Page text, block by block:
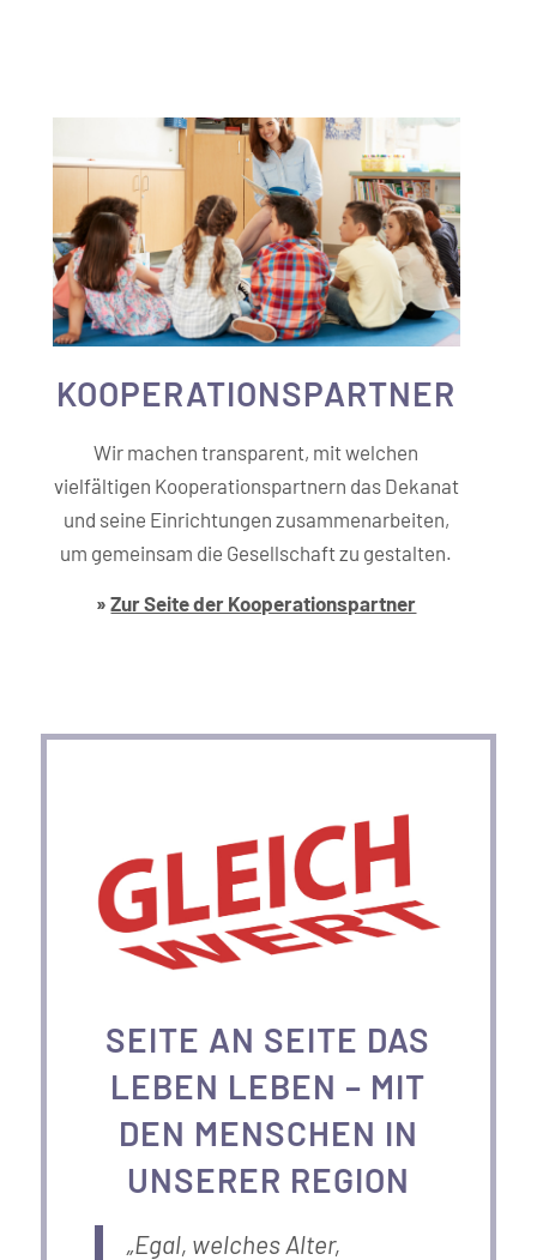
KOOPERATIONS­PARTNER
Wir machen transparent, mit welchen
vielfältigen Kooperationspartnern das Dekanat
und seine Einrichtungen zusammenarbeiten,
um gemeinsam die Gesellschaft zu gestalten.
»Zur Seite der Kooperations­partner
SEITE AN SEITE DAS
LEBEN LEBEN – MIT
DEN MENSCHEN IN
UNSERER REGION
„Egal, welches Alter,